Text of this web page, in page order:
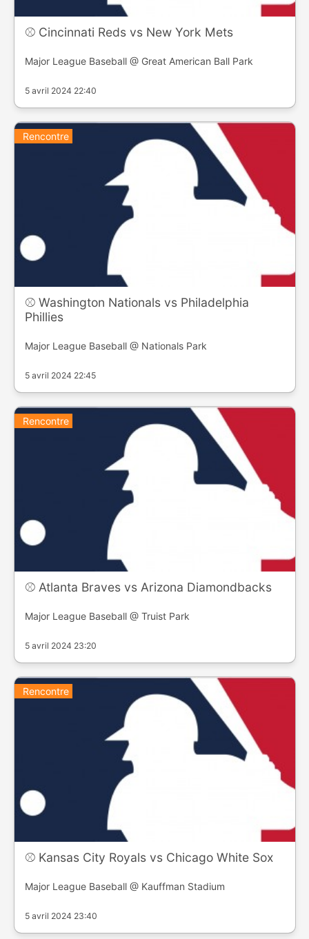
⚾️ Cincinnati Reds vs New York Mets
Major League Baseball @ Great American Ball Park
5 avril 2024 22:40
Rencontre
⚾️ Washington Nationals vs Philadelphia
Phillies
Major League Baseball @ Nationals Park
5 avril 2024 22:45
Rencontre
⚾️ Atlanta Braves vs Arizona Diamondbacks
Major League Baseball @ Truist Park
5 avril 2024 23:20
Rencontre
⚾️ Kansas City Royals vs Chicago White Sox
Major League Baseball @ Kauffman Stadium
5 avril 2024 23:40